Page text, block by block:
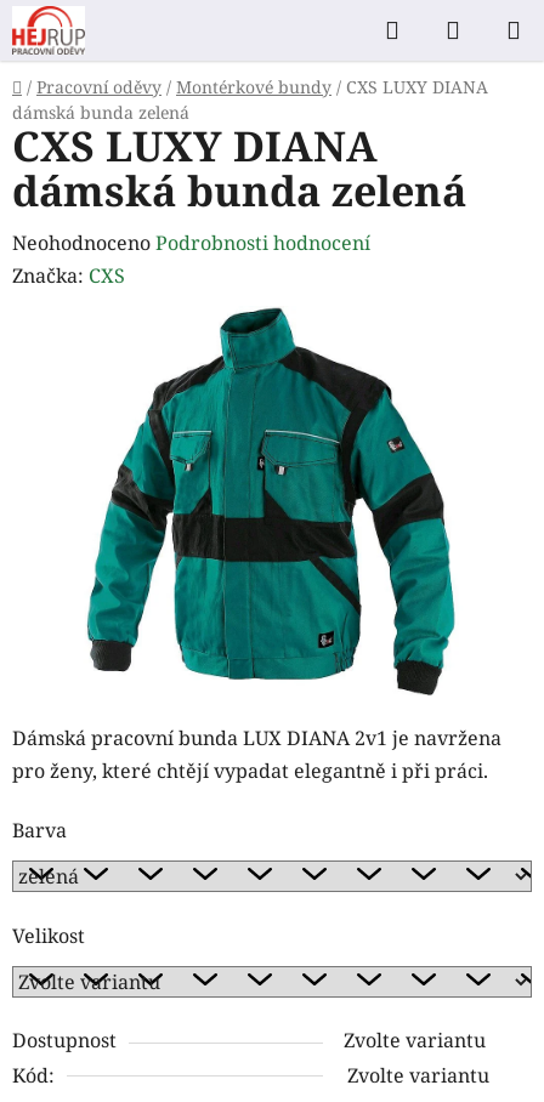
Přejít
na
obsah
Hledat
KOŠÍK
Domů
/ Pracovní oděvy / Montérkové bundy / CXS LUXY DIANA
dámská bunda zelená
Dámská pracovní bundaLUX DIANA 2v1 je navržena
pro ženy, které chtějí vypadat elegantně i při práci.
Barva
Velikost
Dostupnost
Zvolte variantu
Kód:
Zvolte variantu
CXS LUXY DIANA
dámská bunda zelená
Průměrné
hodnocení
NeohodnocenoPodrobnosti hodnocení
Značka: CXS